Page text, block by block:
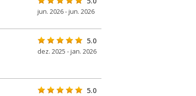
jun. 2026 - jun. 2026
5.0
dez. 2025 - jan. 2026
5.0